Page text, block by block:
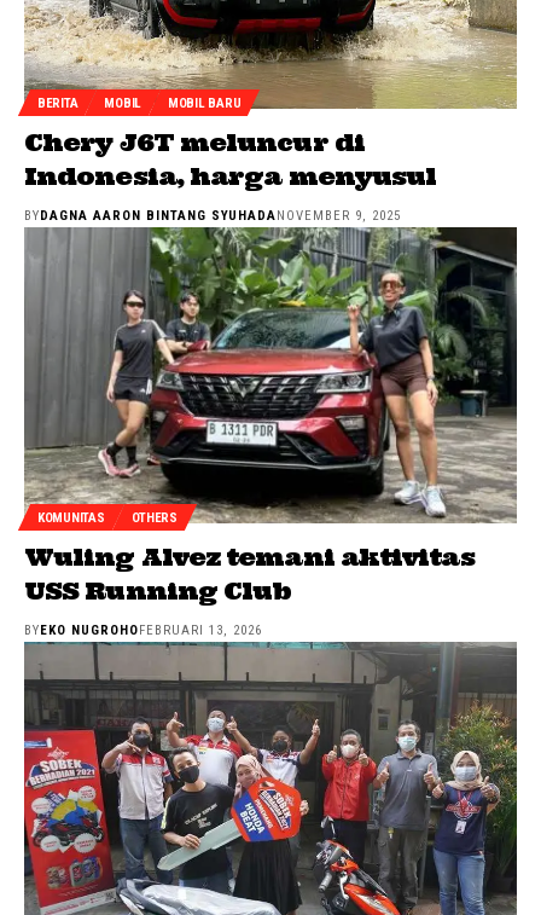
BERITA MOBIL MOBIL BARU
Chery J6T meluncur di
Indonesia, harga menyusul
BY DAGNA AARON BINTANG SYUHADA NOVEMBER 9, 2025
KOMUNITAS OTHERS
Wuling Alvez temani aktivitas
USS Running Club
BY EKO NUGROHO FEBRUARI 13, 2026